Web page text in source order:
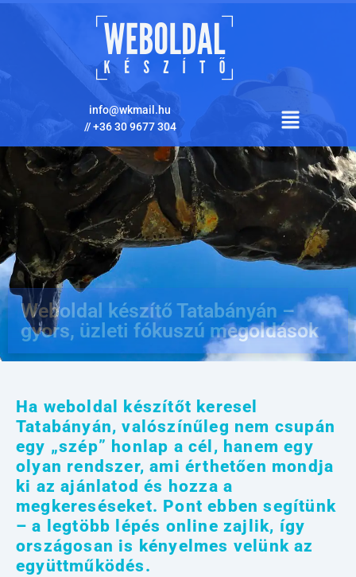
info@wkmail.hu
//+36 30 9677 304
Weboldal készítő Tatabányán –
gyors, üzleti fókuszú megoldások
Ha weboldal készítőt keresel
Tatabányán, valószínűleg nem csupán
egy „szép” honlap a cél, hanem egy
olyan rendszer, ami érthetően mondja
ki az ajánlatod és hozza a
megkereséseket. Pont ebben segítünk
– a legtöbb lépés online zajlik, így
országosan is kényelmes velünk az
együttműködés.